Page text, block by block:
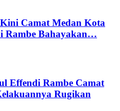
Camat Medan Kota
Rambe Bahayakan…
Effendi Rambe Camat
Rugikan